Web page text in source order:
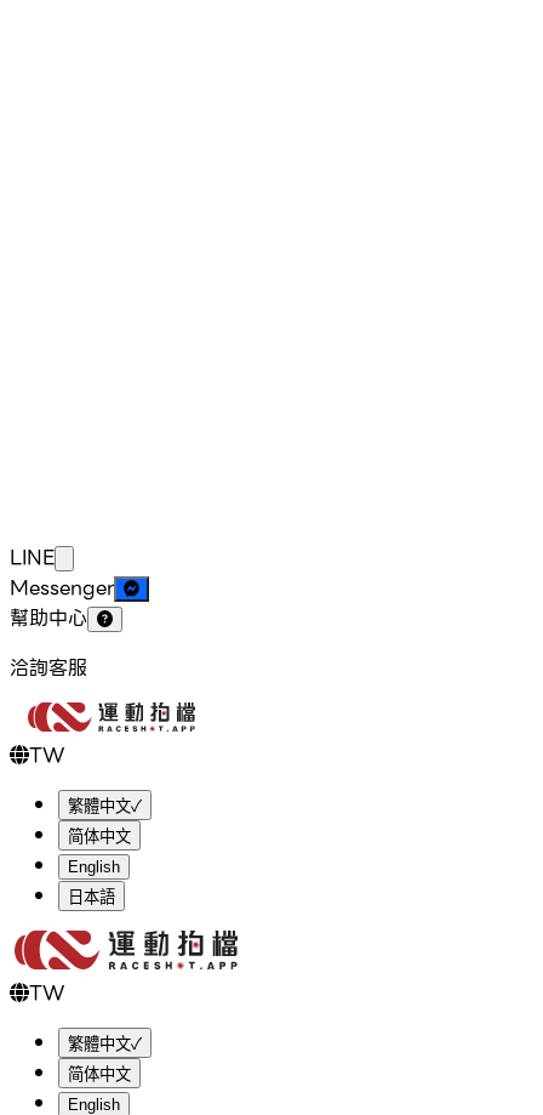
LINE
Messenger
幫助中心
洽詢客服
TW
繁體中文✓
简体中文
English
日本語
TW
繁體中文✓
简体中文
English